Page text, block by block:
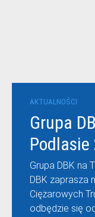
AKTUALNOŚCI
Grupa
Podlasie
Grupa DBK na
DBK zaprasza
Ciężarowych
odbędzie się